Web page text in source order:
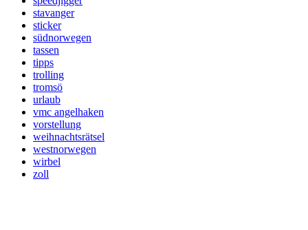
stavanger
sticker
südnorwegen
tassen
tipps
trolling
tromsö
urlaub
vmc angelhaken
vorstellung
weihnachtsrätsel
westnorwegen
wirbel
zoll